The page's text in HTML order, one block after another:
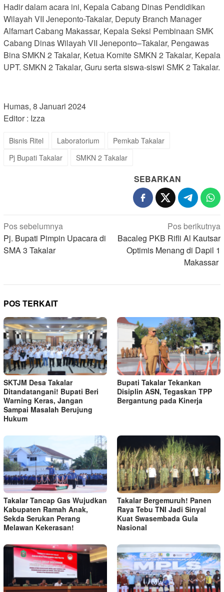
Hadir dalam acara ini, Kepala Cabang Dinas Pendidikan
Wilayah VII Jeneponto-Takalar, Deputy Branch Manager
Alfamart Cabang Makassar, Kepala Seksi Pembinaan SMK
Cabang Dinas Wilayah VII Jeneponto–Takalar, Pengawas
Bina SMKN 2 Takalar, Ketua Komite SMKN 2 Takalar, Kepala
UPT. SMKN 2 Takalar, Guru serta siswa-siswi SMK 2 Takalar.
Humas, 8 Januari 2024
Editor : Izza
Bisnis Ritel Laboratorium
Pemkab Takalar
Pj Bupati Takalar
SMKN 2 Takalar
SEBARKAN
Navigasi
pos
Pos sebelumnya
Pj. Bupati Pimpin Upacara di
SMA 3 Takalar
Pos berikutnya
Bacaleg PKB Rifli Al Kautsar
Optimis Menang di Dapil 1
Makassar
POS TERKAIT
SKTJM Desa Takalar
Ditandatangani! Bupati Beri
Warning Keras, Jangan
Sampai Masalah Berujung
Hukum
Bupati Takalar Tekankan
Disiplin ASN, Tegaskan TPP
Bergantung pada Kinerja
Takalar Tancap Gas Wujudkan
Kabupaten Ramah Anak,
Sekda Serukan Perang
Melawan Kekerasan!
Takalar Bergemuruh! Panen
Raya Tebu TNI Jadi Sinyal
Kuat Swasembada Gula
Nasional